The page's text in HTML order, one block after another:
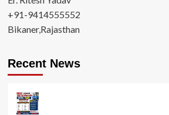
+91-9414555552
Bikaner,Rajasthan
Recent News